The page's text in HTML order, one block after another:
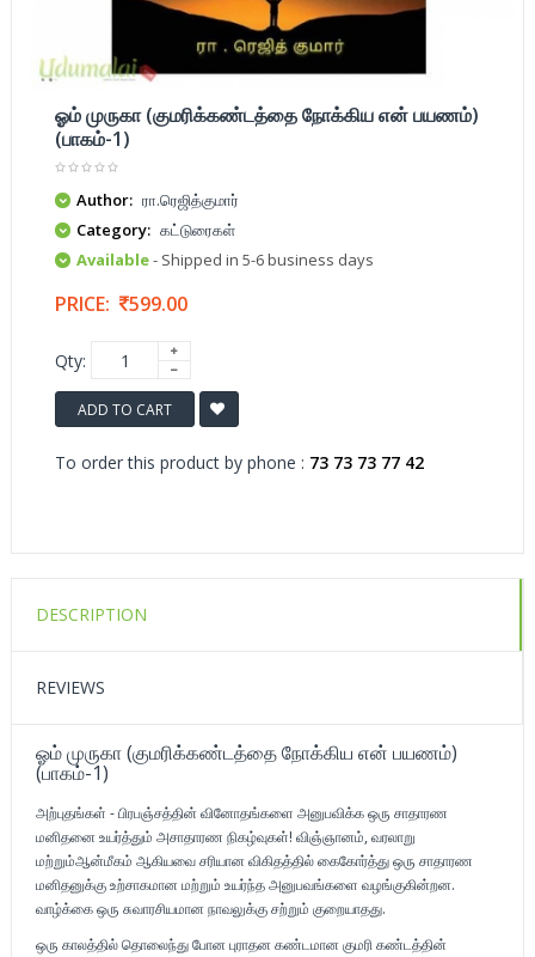
ஓம் முருகா (குமரிக்கண்டத்தை நோக்கிய என் பயணம்)
(பாகம்-1)
Author: ரா.ரெஜித்குமார்
Category: கட்டுரைகள்
Available- Shipped in 5-6 business days
PRICE: 599.00
Qty:
ADD TO CART
To order this product by phone : 73 73 73 77 42
DESCRIPTION
REVIEWS
ஓம் முருகா (குமரிக்கண்டத்தை நோக்கிய என் பயணம்)
(பாகம்-1)
அற்புதங்கள் - பிரபஞ்சத்தின் வினோதங்களை அனுபவிக்க ஒரு சாதாரண
மனிதனை உயர்த்தும் அசாதாரண நிகழ்வுகள்! விஞ்ஞானம், வரலாறு
மற்றும்ஆன்மீகம் ஆகியவை சரியான விகிதத்தில் கைகோர்த்து ஒரு சாதாரண
மனிதனுக்கு உற்சாகமான மற்றும் உயர்ந்த அனுபவங்களை வழங்குகின்றன.
வாழ்க்கை ஒரு சுவாரசியமான நாவலுக்கு சற்றும் குறையாதது.
ஒரு காலத்தில் தொலைந்து போன புராதன கண்டமான குமரி கண்டத்தின்